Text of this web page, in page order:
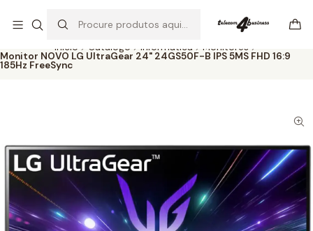
Ler mais
Início Catálogo Informática Monitores
Monitor NOVO LG UltraGear 24" 24GS50F-B IPS 5MS FHD 16:9
185Hz FreeSync